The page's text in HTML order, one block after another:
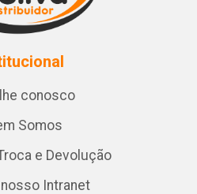
conosco
Somos
e Devolução
Intranet